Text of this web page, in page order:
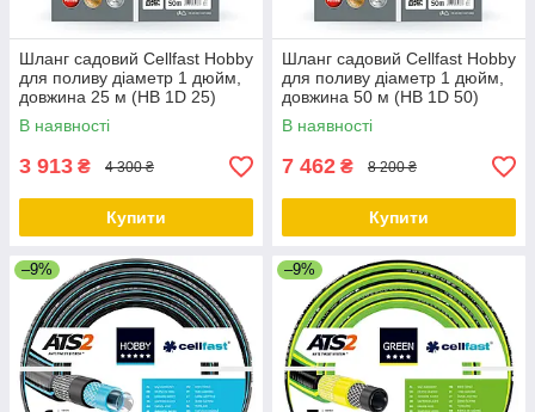
Шланг садовий Cellfast Hobby
для поливу діаметр 1 дюйм,
довжина 25 м (HB 1D 25)
В наявності
3 913 ₴ 4 300 ₴
Купити
Шланг садовий Cellfast Hobby
для поливу діаметр 1 дюйм,
довжина 50 м (HB 1D 50)
В наявності
7 462 ₴ 8 200 ₴
Купити
–9% –9%